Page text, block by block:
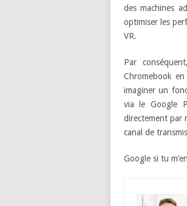
des machines
optimiser les
VR.
Par
Chromebook
imaginer un
via le Google
directement par
canal de
Google si tu